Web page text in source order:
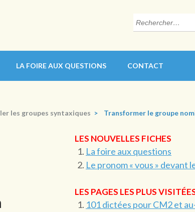
Rechercher :
LA FOIRE AUX QUESTIONS CONTACT
les groupes syntaxiques > Transformer le groupe
LES NOUVELLES FICHES
La foire aux questions
Le pronom « vous » devant
LES PAGES LES PLUS
101 dictées pour CM2 et